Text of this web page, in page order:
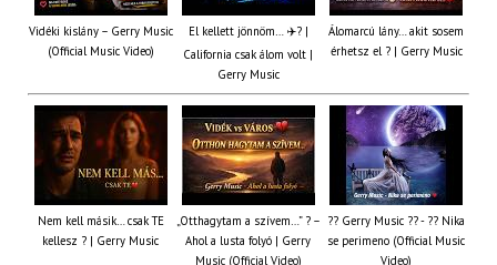
Vidéki kislány – Gerry Music
(Official Music Video)
El kellett jönnöm… ✈️? |
California csak álom volt |
Gerry Music
Álomarcú lány… akit sosem
érhetsz el ? | Gerry Music
Nem kell másik… csak TE
kellesz ? | Gerry Music
„Otthagytam a szívem…” ? –
Ahol a lusta folyó | Gerry
Music (Official Video)
?? Gerry Music ?? - ?? Nika
se perimeno (Official Music
Video)